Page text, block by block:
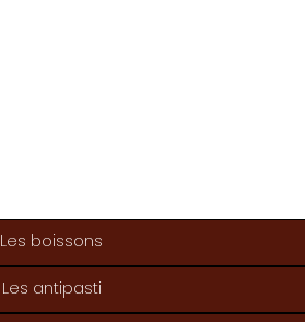
Les boissons
Les antipasti